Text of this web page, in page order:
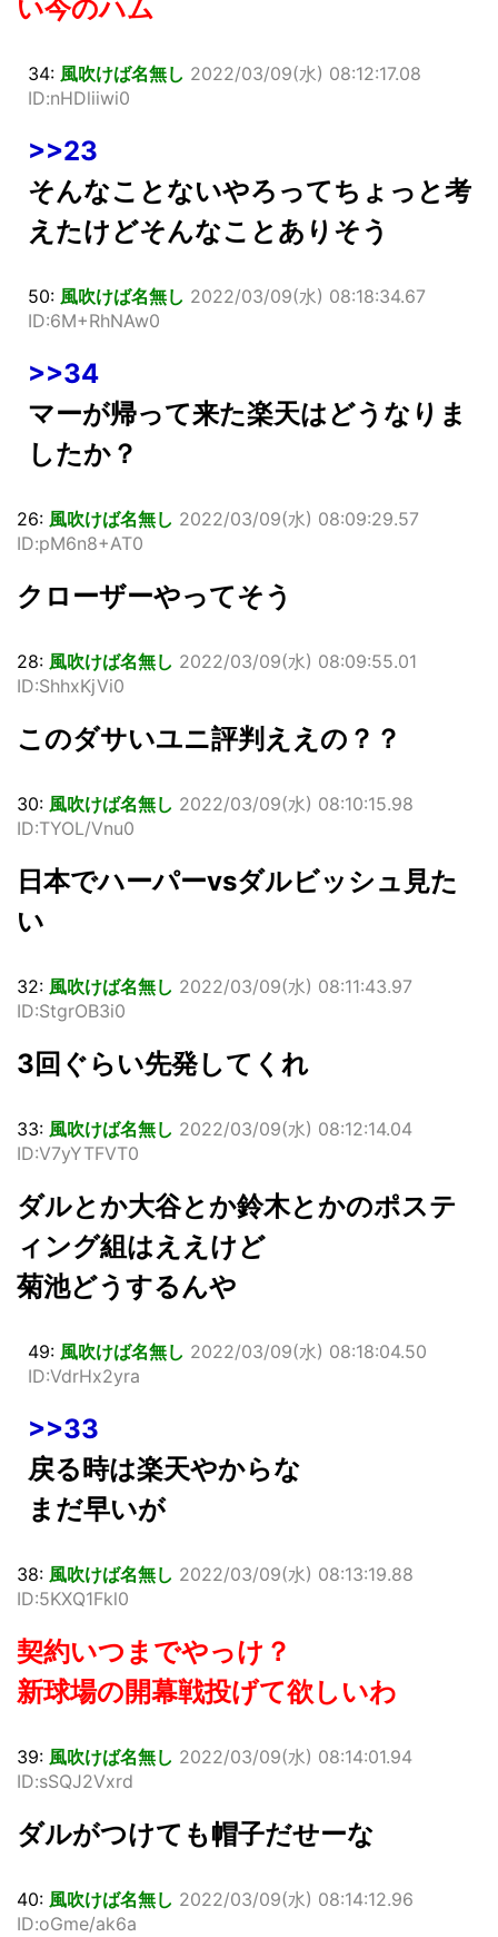
い今のハム
34: 風吹けば名無し 2022/03/09(水) 08:12:17.08
ID:nHDliiwi0
>>23
そんなことないやろってちょっと考
えたけどそんなことありそう
50: 風吹けば名無し 2022/03/09(水) 08:18:34.67
ID:6M+RhNAw0
>>34
マーが帰って来た楽天はどうなりま
したか？
26: 風吹けば名無し 2022/03/09(水) 08:09:29.57
ID:pM6n8+AT0
クローザーやってそう
28: 風吹けば名無し 2022/03/09(水) 08:09:55.01
ID:ShhxKjVi0
このダサいユニ評判ええの？？
30: 風吹けば名無し 2022/03/09(水) 08:10:15.98
ID:TYOL/Vnu0
日本でハーパーvsダルビッシュ見た
い
32: 風吹けば名無し 2022/03/09(水) 08:11:43.97
ID:StgrOB3i0
3回ぐらい先発してくれ
33: 風吹けば名無し 2022/03/09(水) 08:12:14.04
ID:V7yYTFVT0
ダルとか大谷とか鈴木とかのポステ
ィング組はええけど
菊池どうするんや
49: 風吹けば名無し 2022/03/09(水) 08:18:04.50
ID:VdrHx2yra
>>33
戻る時は楽天やからな
まだ早いが
38: 風吹けば名無し 2022/03/09(水) 08:13:19.88
ID:5KXQ1Fkl0
契約いつまでやっけ？
新球場の開幕戦投げて欲しいわ
39: 風吹けば名無し 2022/03/09(水) 08:14:01.94
ID:sSQJ2Vxrd
ダルがつけても帽子だせーな
40: 風吹けば名無し 2022/03/09(水) 08:14:12.96
ID:oGme/ak6a